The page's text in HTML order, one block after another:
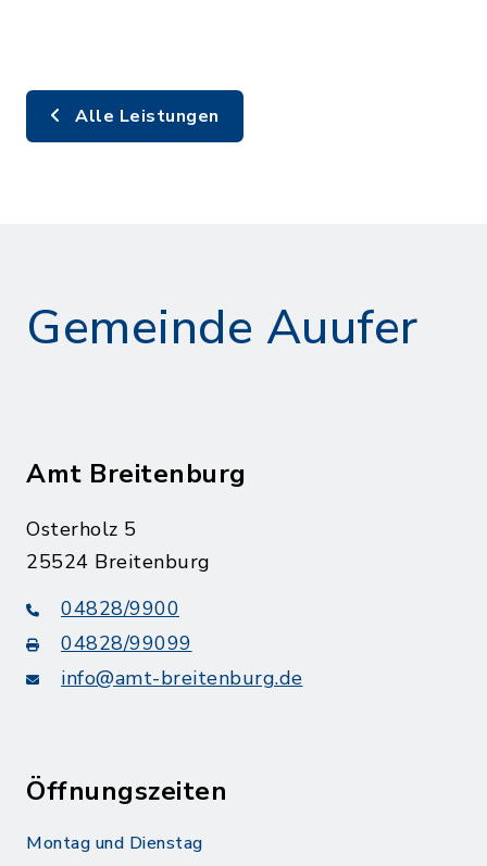
Alle Leistungen
Gemeinde Auufer
Amt Breitenburg
Osterholz 5
25524 Breitenburg
04828/9900
04828/99099
info@amt-breitenburg.de
Öffnungszeiten
Montag und Dienstag